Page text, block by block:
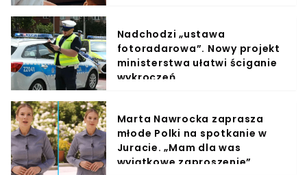
Nadchodzi „ustawa
fotoradarowa”. Nowy projekt
ministerstwa ułatwi ściganie
wykroczeń
Marta Nawrocka zaprasza
młode Polki na spotkanie w
Juracie. „Mam dla was
wyjątkowe zaproszenie”